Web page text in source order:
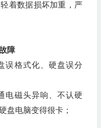
着数据损坏加重，严
障
误格式化、硬盘误分
电磁头异响、不认硬
盘电脑变得很卡；